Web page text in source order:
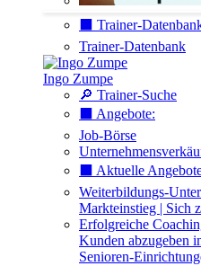
⬛️ Trainer-
Trainer-Datenbank
Ingo Zumpe
🔎 Trainer-Suche
⬛️ Angebote:
Job-Börse
⬛️ Aktuelle
Weiterbildungs-
Markteinstieg | Sich
Erfolgreiche
Kunden abzugeben
Senioren-